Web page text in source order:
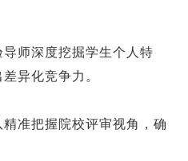
师深度挖掘学生个人特
异化竞争力。
准把握院校评审视角，确